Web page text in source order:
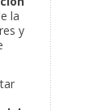
la
y